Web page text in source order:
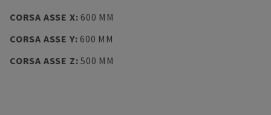
CORSA ASSE X: 600 MM
CORSA ASSE Y: 600 MM
CORSA ASSE Z:500 MM